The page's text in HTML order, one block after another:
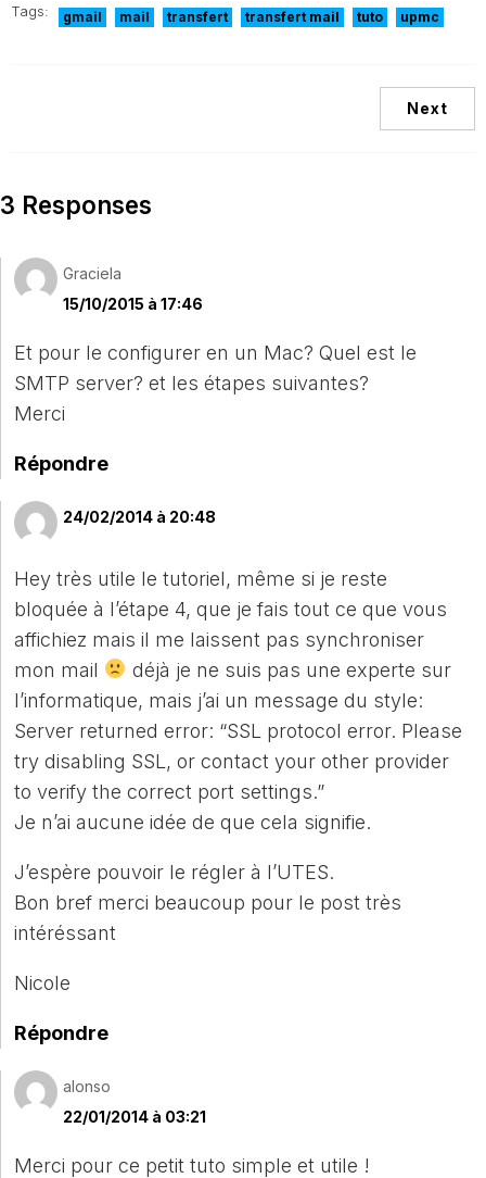
Tags: gmail mail transfert transfert mail tuto upmc
Next
3 Responses
Graciela
15/10/2015 à 17:46
Et pour le configurer en un Mac? Quel est le
SMTP server? et les étapes suivantes?
Merci
Répondre
24/02/2014 à 20:48
Hey très utile le tutoriel, même si je reste
bloquée à l’étape 4, que je fais tout ce que vous
affichiez mais il me laissent pas synchroniser
mon mail
déjà je ne suis pas une experte sur
l’informatique, mais j’ai un message du style:
Server returned error: “SSL protocol error. Please
try disabling SSL, or contact your other provider
to verify the correct port settings.”
Je n’ai aucune idée de que cela signifie.
J’espère pouvoir le régler à l’UTES.
Bon bref merci beaucoup pour le post très
intéréssant
Nicole
Répondre
alonso
22/01/2014 à 03:21
Merci pour ce petit tuto simple et utile !